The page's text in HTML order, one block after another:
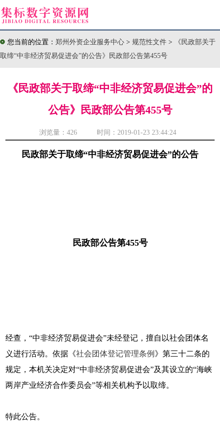
您当前的位置： 郑州外资企业服务中心 > 规范性文件 >
《民政部关于
取缔“中非经济贸易促进会”的公告》民政部公告第455号
《民政部关于取缔“中非经济贸易促进会”的
公告》民政部公告第455号
浏览量： 426 时间：2019-01-23 23:44:24
民政部关于取缔“中非经济贸易促进会”的公告
民政部公告第455号
经查，“中非经济贸易促进会”未经登记，擅自以社会团体名
义进行活动。依据《社会团体登记管理条例 》第三十二条的
规定，本机关决定对“中非经济贸易促进会”及其设立的“海峡
两岸产业经济合作委员会”等相关机构予以取缔。
特此公告。